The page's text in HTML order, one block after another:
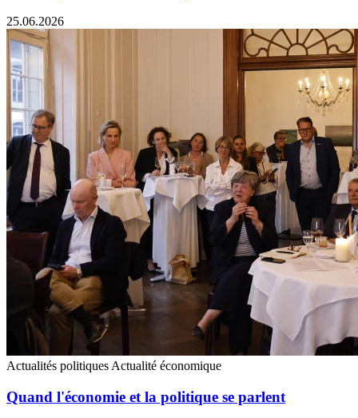
25.06.2026
Actualités politiques Actualité économique
Quand l'économie et la politique se parlent